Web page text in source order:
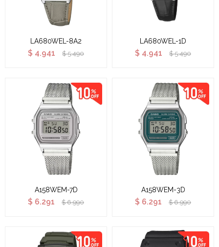
LA680WEL-8A2
$ 4.941 $ 5.490
LA680WEL-1D
$ 4.941 $ 5.490
A158WEM-7D
$ 6.291 $ 6.990
A158WEM-3D
$ 6.291 $ 6.990